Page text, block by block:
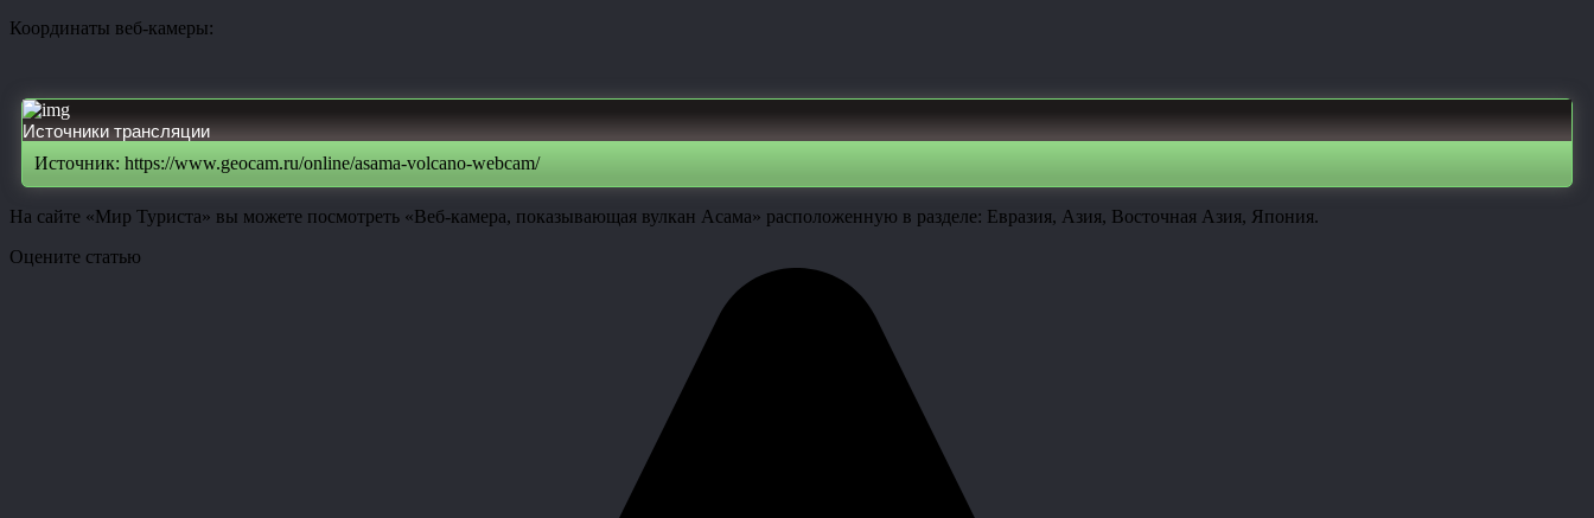
Координаты веб-камеры:
Источники трансляции
Источник: https://www.geocam.ru/online/asama-volcano-webcam/
На сайте «Мир Туриста» вы можете посмотреть «Веб-камера, показывающая вулкан Асама» расположенную в разделе: Евразия, Азия, Восточная Азия, Япония.
Оцените статью